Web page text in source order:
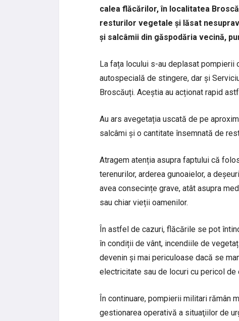
calea flăcărilor, în localitatea
resturilor vegetale și lăsat
și salcâmii din găspodăria vecină,
La fața locului s-au deplasat pompierii
autospecială de stingere, dar și
Broscăuți. Aceștia au acționat rapid
Au ars avegetația uscată de pe
salcâmi și o cantitate însemnată de
Atragem atenția asupra faptului că
terenurilor, arderea gunoaielor, a
avea consecințe grave, atât asupra
sau chiar vieții oamenilor.
În astfel de cazuri, flăcările se pot
în condiții de vânt, incendiile de
devenin și mai periculoase dacă se
electricitate sau de locuri cu pericol de
În continuare, pompierii militari rămân
gestionarea operativă a situaţiilor de